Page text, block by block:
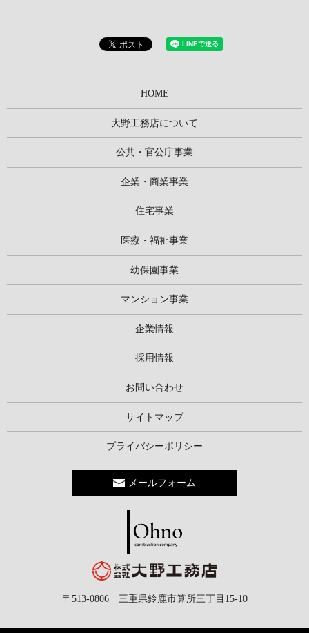
HOME
大野工務店について
公共・官公庁事業
企業・商業事業
住宅事業
医療・福祉事業
幼保園事業
マンション事業
企業情報
採用情報
お問い合わせ
サイトマップ
プライバシーポリシー
メールフォーム
〒513-0806 三重県鈴鹿市算所三丁目15-10